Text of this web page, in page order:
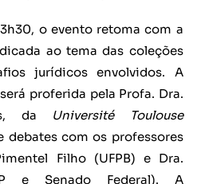
o evento retoma com a
ao tema das coleções
jurídicos envolvidos. A
proferida pela Profa. Dra.
da
Université Toulouse
debates com os professores
Filho (UFPB) e Dra.
e Senado Federal). A